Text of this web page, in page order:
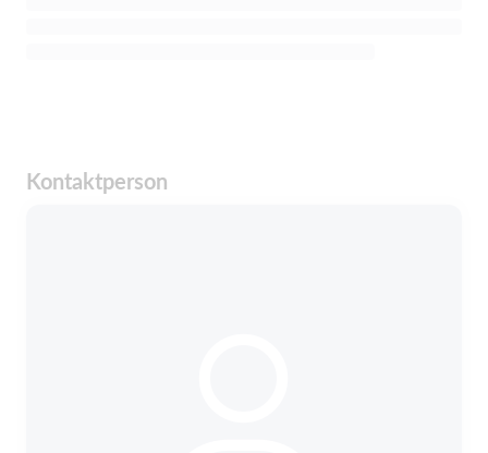
Kontaktperson